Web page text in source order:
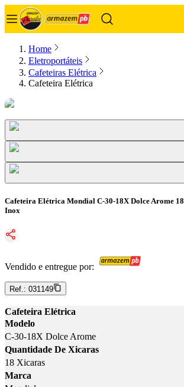
Home
Eletroportáteis
Cafeteiras Elétrica
Cafeteira Elétrica
Cafeteira Elétrica Mondial C-30-18X Dolce Arome
Inox
Vendido e entregue por:
Ref.: 031149
Cafeteira Elétrica
Modelo
C-30-18X Dolce Arome
Quantidade De Xicaras
18 Xicaras
Marca